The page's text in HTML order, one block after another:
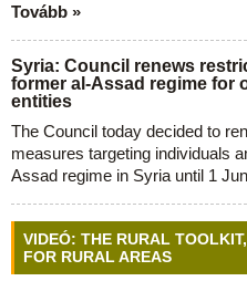
Tovább »
Syria: Council renews
former al-Assad regime for
entities
The Council today decided to
measures targeting individuals
Assad regime in Syria until 1
VIDEÓ: THE RURAL
FOR RURAL AREAS